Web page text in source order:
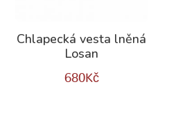
Chlapecká vesta lněná
Losan
680Kč